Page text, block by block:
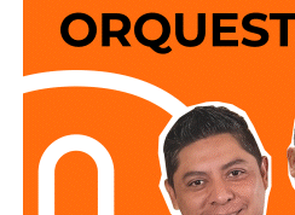
y que los puntos de conexión
adecuados para garantizar un